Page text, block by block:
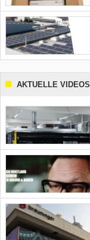
AKTUELLE VIDEOS